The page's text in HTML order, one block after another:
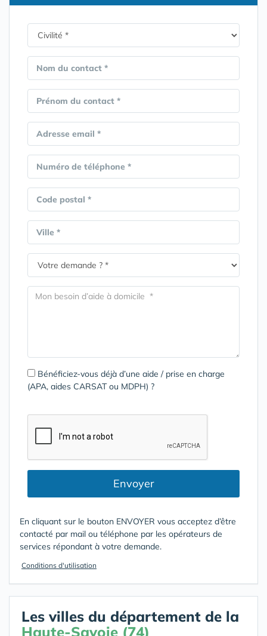
Nom du contact *
Prénom du contact *
Adresse email *
Numéro de téléphone *
Code postal *
Ville *
Bénéficiez-vous déjà d’une aide / prise en charge
(APA, aides CARSAT ou MDPH) ?
Envoyer
En cliquant sur le bouton ENVOYER vous acceptez d’être
contacté par mail ou téléphone par les opérateurs de
services répondant à votre demande.
Conditions d'utilisation
Les villes du département de la
Haute-Savoie (74)